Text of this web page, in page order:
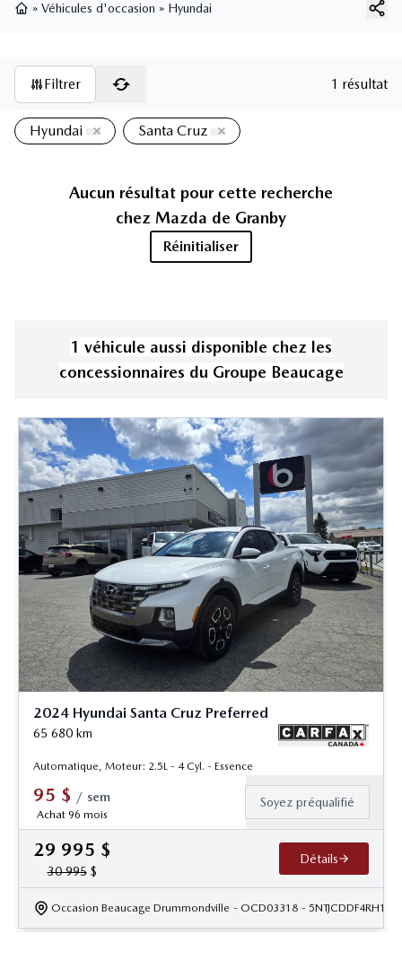
» Véhicules d'occasion » Hyundai
Filtrer 1 résultat
Hyundai Santa Cruz
Aucun résultat pour cette recherche
chez Mazda de Granby
Réinitialiser
1 véhicule aussi disponible chez les
concessionnaires du Groupe Beaucage
2024 Hyundai Santa Cruz Preferred
65 680 km
Automatique, Moteur: 2.5L - 4 Cyl. - Essence
95 $ / sem
Achat 96 mois
Soyez préqualifié
29 995 $
30 995$
Détails
Occasion Beaucage Drummondville - OCD03318 -